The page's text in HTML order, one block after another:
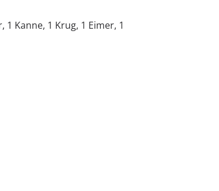
Kanne, 1 Krug, 1 Eimer, 1